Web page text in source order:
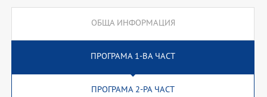
ОБЩА ИНФОРМАЦИЯ
ПРОГРАМА 1-ВА ЧАСТ
ПРОГРАМА 2-РА ЧАСТ